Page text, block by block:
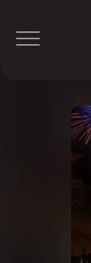
Guy
https://